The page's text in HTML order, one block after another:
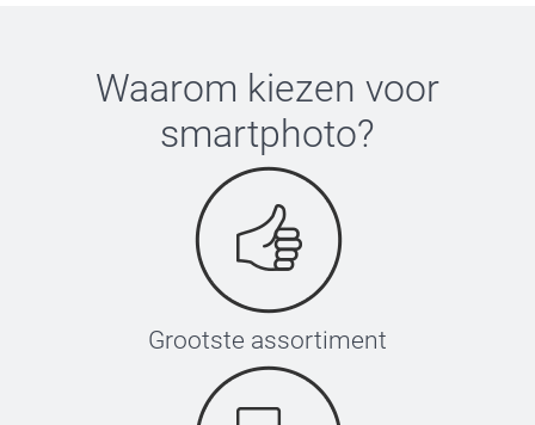
Waarom kiezen voor
smartphoto?
Grootste assortiment